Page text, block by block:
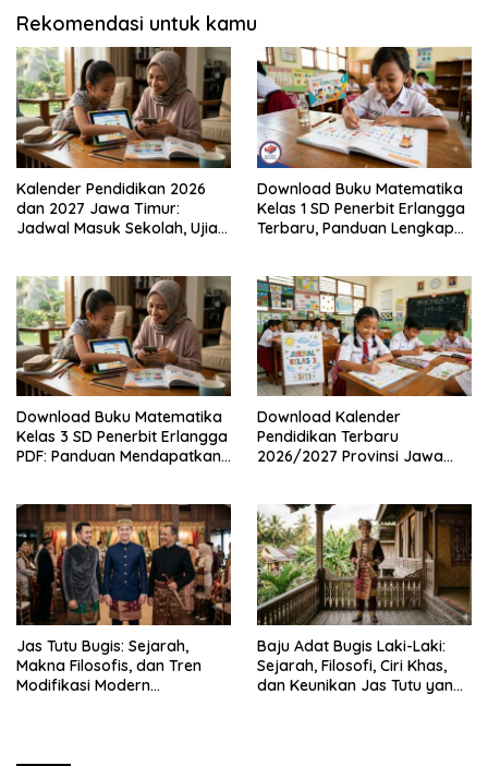
Rekomendasi untuk kamu
Kalender Pendidikan 2026
dan 2027 Jawa Timur:
Jadwal Masuk Sekolah, Ujian,
Download Buku Matematika
Kelas 1 SD Penerbit Erlangga
Terbaru, Panduan Lengkap
Legal
Download Buku Matematika
Kelas 3 SD Penerbit Erlangga
PDF: Panduan Mendapatkan
Download Kalender
Pendidikan Terbaru
2026/2027 Provinsi Jawa
Manfaatnya
Jas Tutu Bugis: Sejarah,
Makna Filosofis, dan Tren
Modifikasi Modern
Baju Adat Bugis Laki-Laki:
Sejarah, Filosofi, Ciri Khas,
dan Keunikan Jas Tutu yang